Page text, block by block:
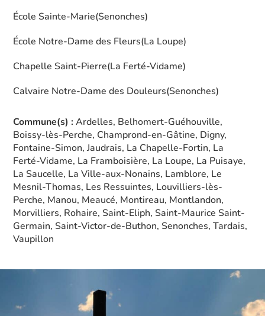
École Sainte-Marie(Senonches)
École Notre-Dame des Fleurs(La Loupe)
Chapelle Saint-Pierre(La Ferté-Vidame)
Calvaire Notre-Dame des Douleurs(Senonches)
Commune(s) :Ardelles, Belhomert-Guéhouville,
Boissy-lès-Perche, Champrond-en-Gâtine, Digny,
Fontaine-Simon, Jaudrais, La Chapelle-Fortin, La
Ferté-Vidame, La Framboisière, La Loupe, La Puisaye,
La Saucelle, La Ville-aux-Nonains, Lamblore, Le
Mesnil-Thomas, Les Ressuintes, Louvilliers-lès-
Perche, Manou, Meaucé, Montireau, Montlandon,
Morvilliers, Rohaire, Saint-Eliph, Saint-Maurice Saint-
Germain, Saint-Victor-de-Buthon, Senonches, Tardais,
Vaupillon